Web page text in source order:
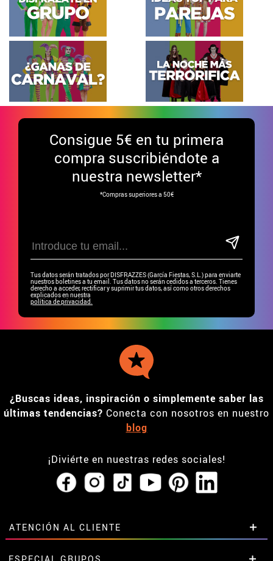
Consigue 5€ en tu primera
compra suscribiéndote a
nuestra newsletter*
*Compras superiores a 50€
Tus datos serán tratados por DISFRAZZES (García Fiestas, S.L.) para enviarte
nuestros boletines a tu email. Tus datos no serán cedidos a terceros. Tienes
derecho a acceder, rectificar y suprimir tus datos, así como otros derechos
explicados en nuestra
política de privacidad.
¿Buscas ideas, inspiración o simplemente saber las
últimas tendencias? Conecta con nosotros en nuestro
blog
¡Diviérte en nuestras redes sociales!
ATENCIÓN AL CLIENTE
• Horario tienda IBI